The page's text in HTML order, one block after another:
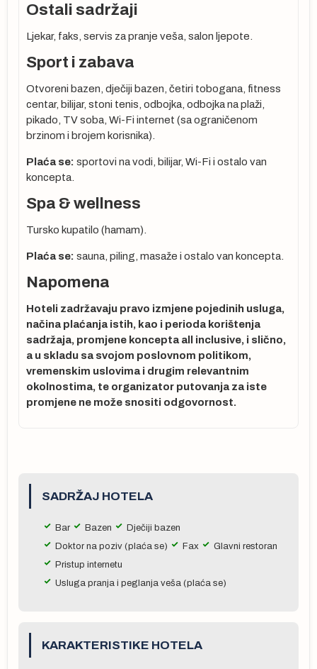
Ostali sadržaji
Ljekar, faks, servis za pranje veša, salon ljepote.
Sport i zabava
Otvoreni bazen, dječiji bazen, četiri tobogana, fitness
centar, bilijar, stoni tenis, odbojka, odbojka na plaži,
pikado, TV soba, Wi-Fi internet (sa ograničenom
brzinom i brojem korisnika).
Plaća se: sportovi na vodi, bilijar, Wi-Fi i ostalo van
koncepta.
Spa & wellness
Tursko kupatilo (hamam).
Plaća se: sauna, piling, masaže i ostalo van koncepta.
Napomena
Hoteli zadržavaju pravo izmjene pojedinih usluga,
načina plaćanja istih, kao i perioda korištenja
sadržaja, promjene koncepta all inclusive, i slično,
a u skladu sa svojom poslovnom politikom,
vremenskim uslovima i drugim relevantnim
okolnostima, te organizator putovanja za iste
promjene ne može snositi odgovornost.
SADRŽAJ HOTELA
Bar Bazen
Dječiji bazen
Doktor na poziv (plaća se)
Fax
Glavni restoran
Pristup internetu
Usluga pranja i peglanja veša (plaća se)
KARAKTERISTIKE HOTELA